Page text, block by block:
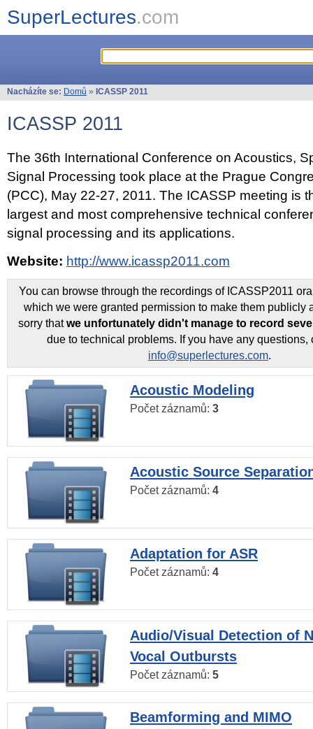
SuperLectures.com
Nacházíte se: Domů » ICASSP 2011
ICASSP 2011
The 36th International Conference on Acoustics,
Signal Processing took place at the Prague
(PCC), May 22-27, 2011. The ICASSP meeting is
largest and most comprehensive technical
signal processing and its applications.
Website: http://www.icassp2011.com
You can browse through the recordings of ICASSP2011
which we were granted permission to make them publicly
sorry thatwe unfortunately didn't manage to record
due to technical problems. If you have any questions,
info@superlectures.com.
Acoustic Modeling
Počet záznamů: 3
Acoustic Source
Počet záznamů: 4
Adaptation for ASR
Počet záznamů: 4
Audio/Visual Detection of
Vocal Outbursts
Počet záznamů: 5
Beamforming and MIMO